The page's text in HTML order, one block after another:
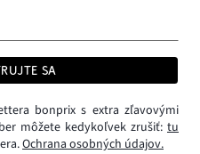
SA
bonprix s extra zľavovými
môžete kedykoľvek zrušiť: tu
Ochrana osobných údajov.